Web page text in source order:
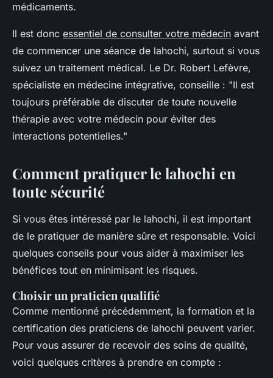
médicaments.
Il est donc essentiel de consulter votre médecin avant
de commencer une séance de lahochi, surtout si vous
suivez un traitement médical. Le Dr. Robert Lefèvre,
spécialiste en médecine intégrative, conseille : "Il est
toujours préférable de discuter de toute nouvelle
thérapie avec votre médecin pour éviter des
interactions potentielles."
Comment pratiquer le lahochi en
toute sécurité
Si vous êtes intéressé par le lahochi, il est important
de le pratiquer de manière sûre et responsable. Voici
quelques conseils pour vous aider à maximiser les
bénéfices tout en minimisant les risques.
Choisir un praticien qualifié
Comme mentionné précédemment, la formation et la
certification des praticiens de lahochi peuvent varier.
Pour vous assurer de recevoir des soins de qualité,
voici quelques critères à prendre en compte :